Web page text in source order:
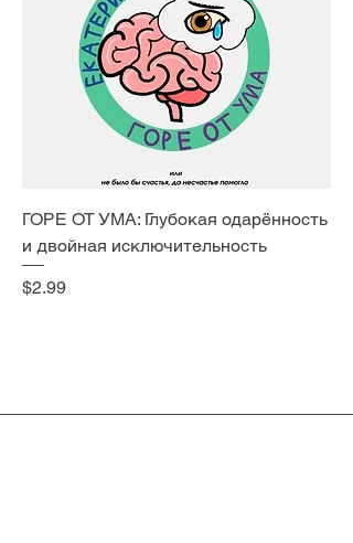
ГОРЕ ОТ УМА: Глубокая одарённость
и двойная исключительность
Price
$2.99